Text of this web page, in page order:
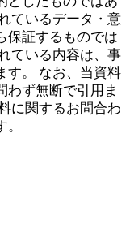
ているデータ・意
保証するものでは
ている内容は、事
す。 なお、当資料
わず無断で引用ま
に関するお問合わ